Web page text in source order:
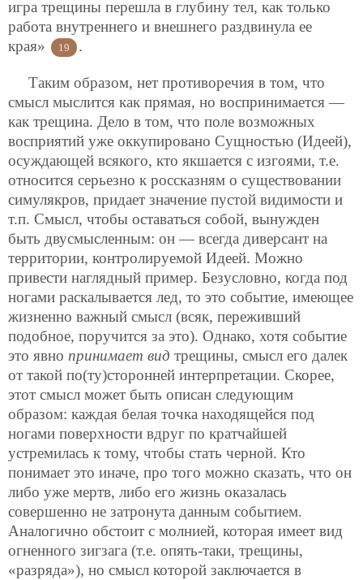
игра трещины перешла в глубину тел, как только
работа внутреннего и внешнего раздвинула ее
края»
19 .
Таким образом, нет противоречия в том, что
смысл мыслится как прямая, но воспринимается —
как трещина. Дело в том, что поле возможных
восприятий уже оккупировано Сущностью (Идеей),
осуждающей всякого, кто якшается с изгоями, т.е.
относится серьезно к россказням о существовании
симулякров, придает значение пустой видимости и
т.п. Смысл, чтобы оставаться собой, вынужден
быть двусмысленным: он — всегда диверсант на
территории, контролируемой Идеей. Можно
привести наглядный пример. Безусловно, когда под
ногами раскалывается лед, то это событие, имеющее
жизненно важный смысл (всяк, переживший
подобное, поручится за это). Однако, хотя событие
это явно принимает вид трещины, смысл его далек
от такой по(ту)сторонней интерпретации. Скорее,
этот смысл может быть описан следующим
образом: каждая белая точка находящейся под
ногами поверхности вдруг по кратчайшей
устремилась к тому, чтобы стать черной. Кто
понимает это иначе, про того можно сказать, что он
либо уже мертв, либо его жизнь оказалась
совершенно не затронута данным событием.
Аналогично обстоит с молнией, которая имеет вид
огненного зигзага (т.е. опять-таки, трещины,
«разряда»), но смысл которой заключается в